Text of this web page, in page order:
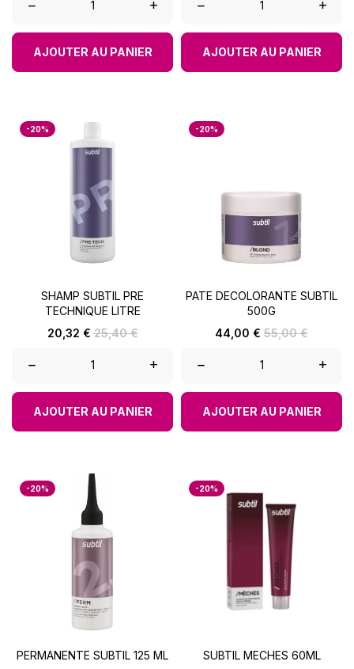
– +
AJOUTER AU PANIER
– +
AJOUTER AU PANIER
-20%
SHAMP SUBTIL PRE
TECHNIQUE LITRE
Prix
20,32 € Prix
25,40 €
– +
AJOUTER AU PANIER
-20%
PATE DECOLORANTE SUBTIL
500G
Prix
44,00 € Prix
55,00 €
– +
AJOUTER AU PANIER
-20%
PERMANENTE SUBTIL 125 ML
-20%
SUBTIL MECHES 60ML